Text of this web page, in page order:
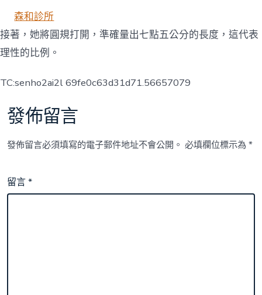
森和診所
接著，她將圓規打開，準確量出七點五公分的長度，這代表
理性的比例。
TC:senho2ai2l 69fe0c63d31d71.56657079
發佈留言
發佈留言必須填寫的電子郵件地址不會公開。 必填欄位標示為*
留言*